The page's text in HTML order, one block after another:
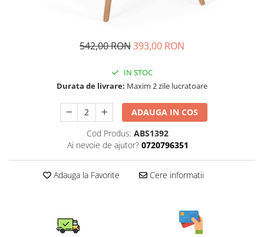
542,00 RON393,00 RON
IN STOC
Durata de livrare: Maxim 2 zile lucratoare
ADAUGA IN COS
Cod Produs: ABS1392
Ai nevoie de ajutor? 0720796351
Adauga la Favorite Cere informatii